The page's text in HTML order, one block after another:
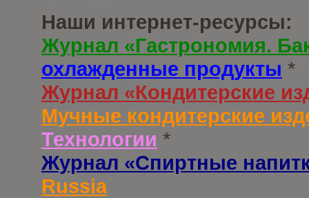
Наши интернет-ресурсы:
Журнал «Гастрономия.
охлажденные продукты *
Журнал «Кондитерские
Мучные кондитерские
Технологии *
Журнал «Спиртные
Russia